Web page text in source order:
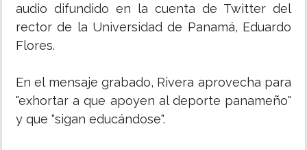
audio difundido en la cuenta de Twitter del
rector de la Universidad de Panamá, Eduardo
Flores.
En el mensaje grabado, Rivera aprovecha para
"exhortar a que apoyen al deporte panameño"
y que "sigan educándose".